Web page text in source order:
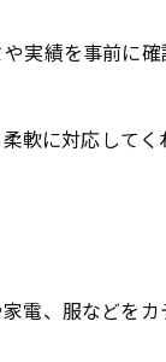
実績を事前に
軟に対応してく
電、服などを